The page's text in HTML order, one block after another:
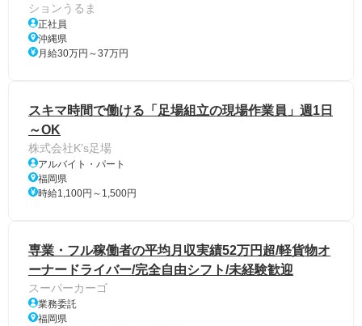
ションうるま
正社員
沖縄県
月給30万円～37万円
スキマ時間で働ける「足場組立の現場作業員」週1日
～OK
株式会社K’s足場
アルバイト・パート
福岡県
時給1,100円～1,500円
専業・フル稼働者の平均月収実績52万円超/軽貨物オ
ーナードライバー/完全自由シフト/未経験歓迎
スーパーカーゴ
業務委託
福岡県